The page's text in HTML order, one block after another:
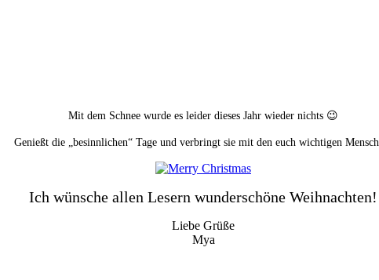
Mit dem Schnee wurde es leider dieses Jahr wieder nichts 😉
Genießt die „besinnlichen“ Tage und verbringt sie mit den euch wichtigen
Ich wünsche allen Lesern wunderschöne Weihnachten!
Liebe Grüße
Mya